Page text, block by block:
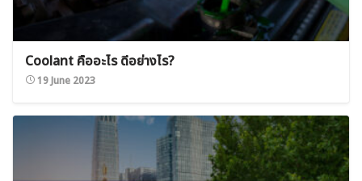
Coolant คืออะไร ดีอย่างไร?
19 June 2023